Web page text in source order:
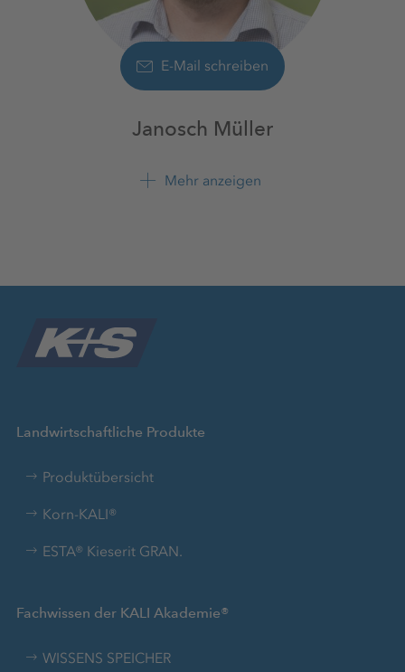
E-Mail schreiben
Janosch Müller
Produktmanagement
K+S Minerals and
Mehr anzeigen
Landwirtschaftliche Produkte
Produktübersicht
Korn-KALI®
ESTA® Kieserit GRAN.
Fachwissen der KALI Akademie®
WISSENS SPEICHER